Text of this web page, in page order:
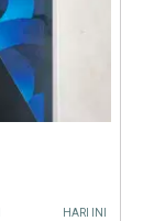
HARI INI